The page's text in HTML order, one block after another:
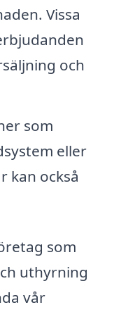
Vissa
och
som
eller
kan också
som
uthyrning
vår